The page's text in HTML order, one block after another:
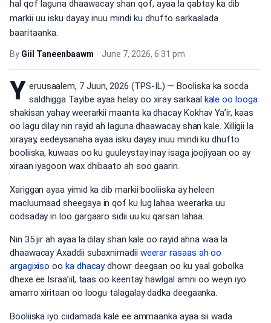
hal qof laguna dhaawacay shan qof, ayaa la qabtay ka dib
markii uu isku dayay inuu mindi ku dhufto sarkaalada
baaritaanka.
By Giil Taneenbaawm • June 7, 2026, 6:31 pm
Y eruusaalem, 7 Juun, 2026 (TPS-IL) — Booliska ka socda
saldhigga Tayibe ayaa helay oo xiray sarkaal kale oo looga
shakisan yahay weerarkii maanta ka dhacay Kokhav Ya’ir, kaas
oo lagu dilay nin rayid ah laguna dhaawacay shan kale. Xilligii la
xirayay, eedeysanaha ayaa isku dayay inuu mindi ku dhufto
booliiska, kuwaas oo ku guuleystay inay isaga joojiyaan oo ay
xiraan iyagoon wax dhibaato ah soo gaarin.
Xariggan ayaa yimid ka dib markii booliiska ay heleen
macluumaad sheegaya in qof ku lug lahaa weerarka uu
codsaday in loo gargaaro sidii uu ku qarsan lahaa.
Nin 35 jir ah ayaa la dilay shan kale oo rayid ahna waa la
dhaawacay Axaddii subaxnimadii weerar rasaas ah oo
argagixiso oo ka dhacaydhowr deegaan oo ku yaal gobolka
dhexe ee Israa’iil, taas oo keentay hawlgal amni oo weyn iyo
amarro xiritaan oo loogu talagalay dadka deegaanka.
Booliiska iyo ciidamada kale ee ammaanka ayaa sii wada